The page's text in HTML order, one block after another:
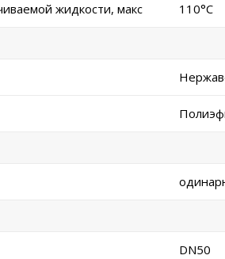
жидкости, макс 110°C
DN50